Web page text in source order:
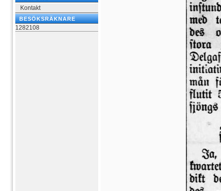
Kontakt
BESÖKSRÄKNARE
1282108